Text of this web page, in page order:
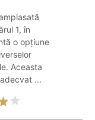
1, în
o opțiune
Aceasta
...